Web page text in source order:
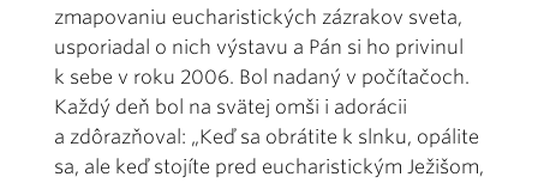
zmapovaniu eucharistických zázrakov sveta,
usporiadal o nich výstavu a Pán si ho privinul
k sebe v roku 2006. Bol nadaný v počítačoch.
Každý deň bol na svätej omši i adorácii
a zdôrazňoval: „Keď sa obrátite k slnku, opálite
sa, ale keď stojíte pred eucharistickým Ježišom,